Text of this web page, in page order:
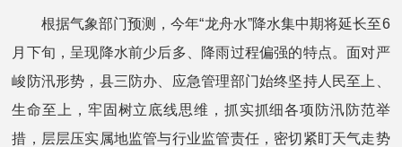
根据气象部门预测，今年“龙舟水”降水集中期将延长至6
月下旬，呈现降水前少后多、降雨过程偏强的特点。面对严
峻防汛形势，县三防办、应急管理部门始终坚持人民至上、
生命至上，牢固树立底线思维，抓实抓细各项防汛防范举
措，层层压实属地监管与行业监管责任，密切紧盯天气走势